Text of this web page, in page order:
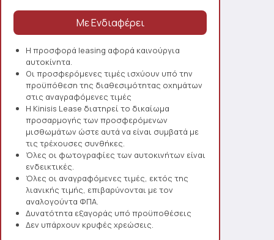
Η προσφορά leasing αφορά καινούργια
αυτοκίνητα.
Οι προσφερόμενες τιμές ισχύουν υπό την
προϋπόθεση της διαθεσιμότητας οχημάτων
στις αναγραφόμενες τιμές
Η Kinisis Lease διατηρεί το δικαίωμα
προσαρμογής των προσφερόμενων
μισθωμάτων ώστε αυτά να είναι συμβατά με
τις τρέχουσες συνθήκες.
Όλες οι φωτογραφίες των αυτοκινήτων είναι
ενδεικτικές.
Όλες οι αναγραφόμενες τιμές, εκτός της
λιανικής τιμής, επιβαρύνονται με τον
αναλογούντα ΦΠΑ.
Δυνατότητα εξαγοράς υπό προϋποθέσεις
Δεν υπάρχουν κρυφές χρεώσεις.